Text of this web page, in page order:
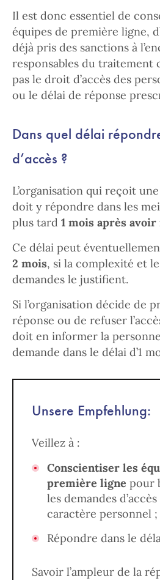
Il est donc essentiel de
équipes de première ligne,
déjà pris des sanctions à
responsables du traitement
pas le droit d’accès des
ou le délai de réponse
Dans quel délai
d’accès ?
L’organisation qui reçoit
doit y répondre dans les
plus tard 1 mois après
Ce délai peut
2 mois, si la complexité et
demandes le justifient.
Si l’organisation décide de
réponse ou de refuser
doit en informer la
demande dans le délai d’1
Unsere Empfehlung:
Veillez à :
Conscientiser les
première ligne pour
les demandes
caractère personnel ;
Répondre dans le
Savoir l’ampleur de la